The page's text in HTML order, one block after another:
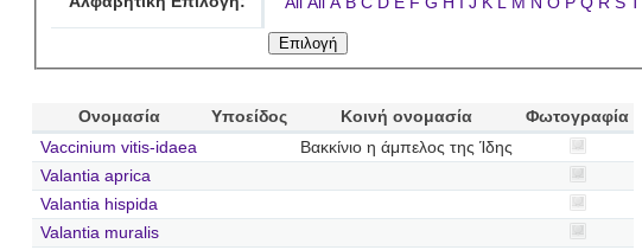
Ονομασία Υποείδος Κοινή ονομασία
Φωτογραφία
Vaccinium vitis-idaea
Βακκίνιο η άμπελος της Ίδης
Valantia aprica
Valantia hispida
Valantia muralis